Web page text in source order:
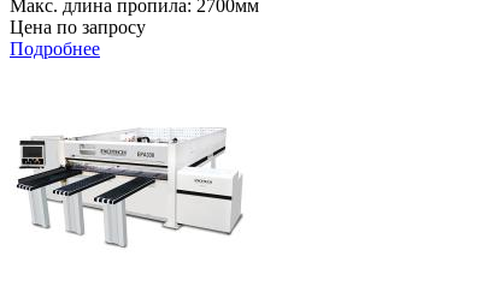
Макс. длина пропила: 2700мм
Цена по запросу
Подробнее